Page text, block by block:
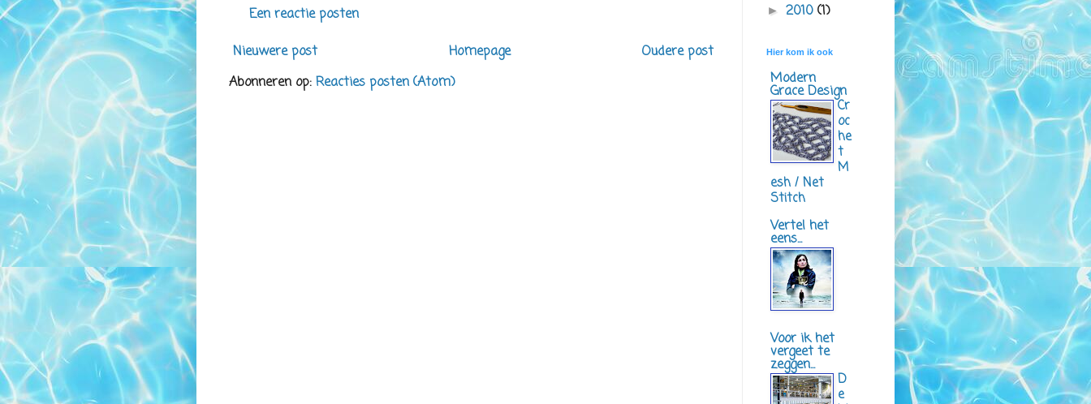
Een reactie posten
Nieuwere post
Oudere post
Homepage
Abonneren op: Reacties posten (Atom)
► 2010 (1)
Hier kom ik ook
Modern
Grace Design
Cr
oc
he
t
M
esh / Net
Stitch
Vertel het
eens...
Voor ik het
vergeet te
zeggen...
D
e